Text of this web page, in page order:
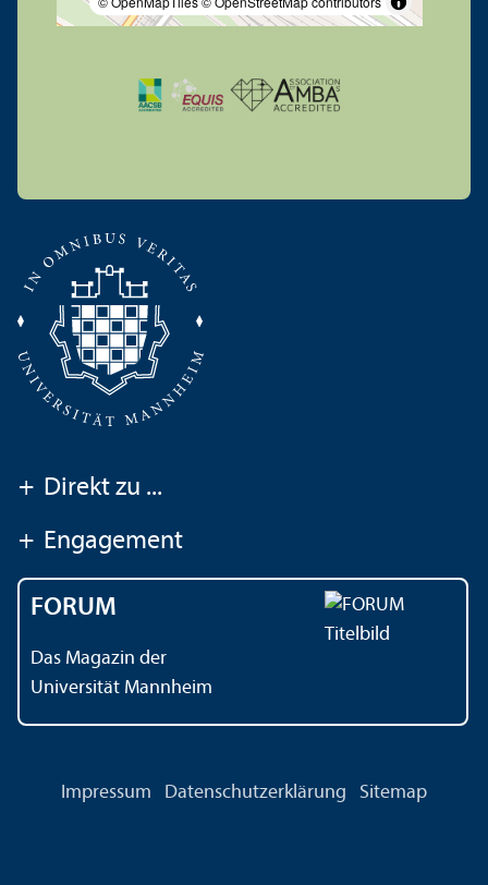
+ Direkt zu ...
+ Engagement
FORUM
Das Magazin der
Universität Mannheim
Impressum Datenschutz­erklärung Sitemap